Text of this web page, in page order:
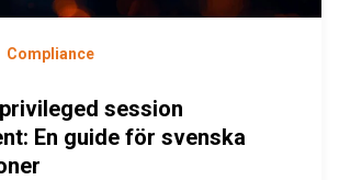
Compliance
session
En guide för svenska